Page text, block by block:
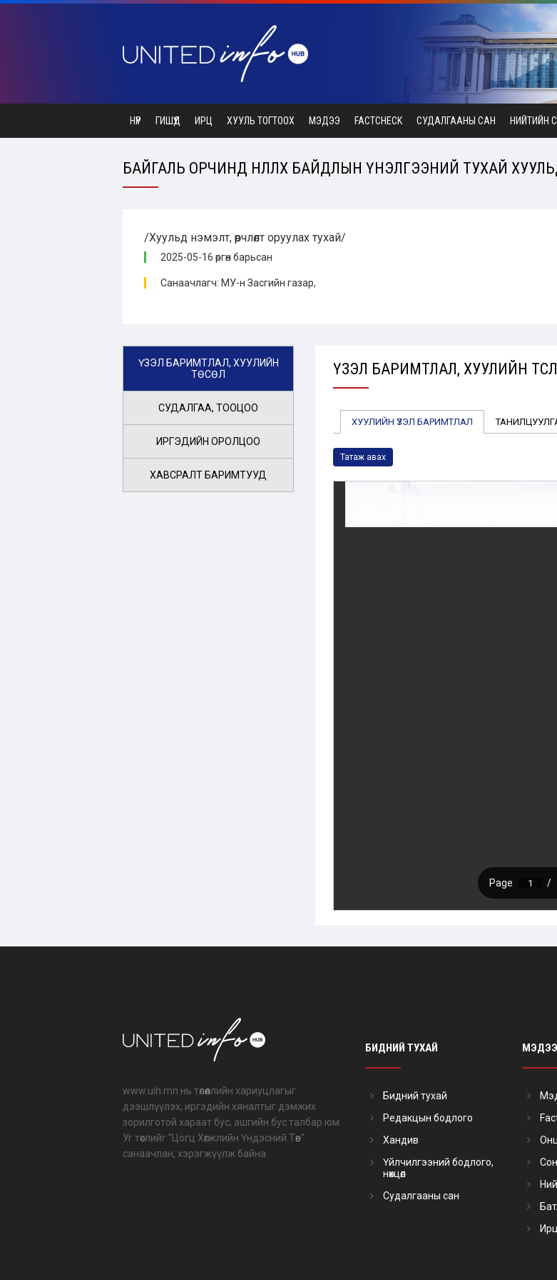
НҮҮР ГИШҮҮД ИРЦ ХУУЛЬ ТОГТООХ МЭДЭЭ FACTCHECK СУДАЛГААНЫ САН НИЙТИЙН
БАЙГАЛЬ ОРЧИНД НӨЛӨӨЛӨХ БАЙДЛЫН ҮНЭЛГЭЭНИЙ ТУХАЙ
/Хуульд нэмэлт, өөрчлөлт оруулах тухай/
2025-05-16 өргөн барьсан
Санаачлагч: МУ-н Засгийн газар,
ҮЗЭЛ БАРИМТЛАЛ, ХУУЛИЙН
ТӨСӨЛ
СУДАЛГАА, ТООЦОО
ИРГЭДИЙН ОРОЛЦОО
ХАВСРАЛТ БАРИМТУУД
ҮЗЭЛ БАРИМТЛАЛ, ХУУЛИЙН ТӨСӨЛ
ХУУЛИЙН ҮЗЭЛ БАРИМТЛАЛ
Татаж авах
www.uih.mn нь төлөөллийн хариуцлагыг
дээшлүүлэх, иргэдийн хяналтыг дэмжих
зорилготой хараат бус, ашгийн бус талбар юм.
Уг төслийг "Цогц Хөгжлийн Үндэсний Төв"
санаачлан, хэрэгжүүлж байна.
БИДНИЙ ТУХАЙ
Бидний тухай
Редакцын бодлого
Хандив
Үйлчилгээний бодлого,
нөхцөл
Судалгааны сан
Ирц